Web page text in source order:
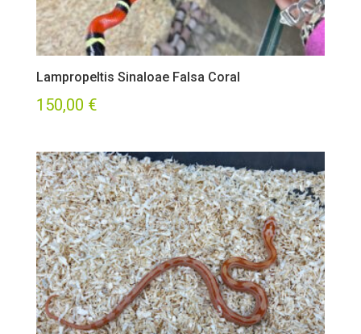
Lampropeltis Sinaloae Falsa Coral
150,00 €